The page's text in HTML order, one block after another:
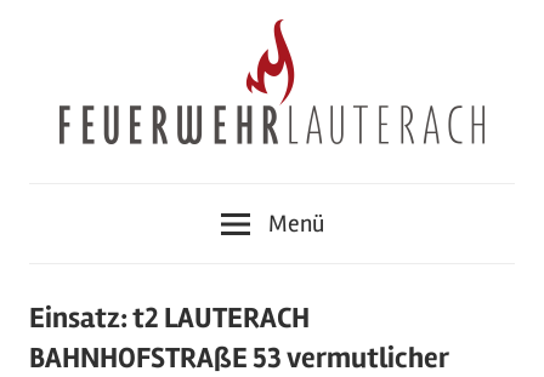
Lauterach
Menü
Einsatz: t2 LAUTERACH
BAHNHOFSTRAßE 53 vermutlicher